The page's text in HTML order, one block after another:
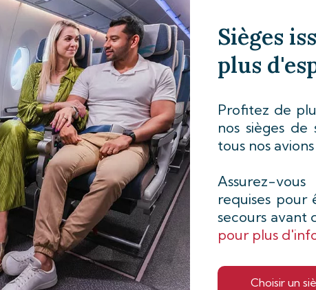
Sièges
plus
Profitez de
nos sièges de
tous nos
Assurez-
requises pour
secours avant
pour plus
Choisir un